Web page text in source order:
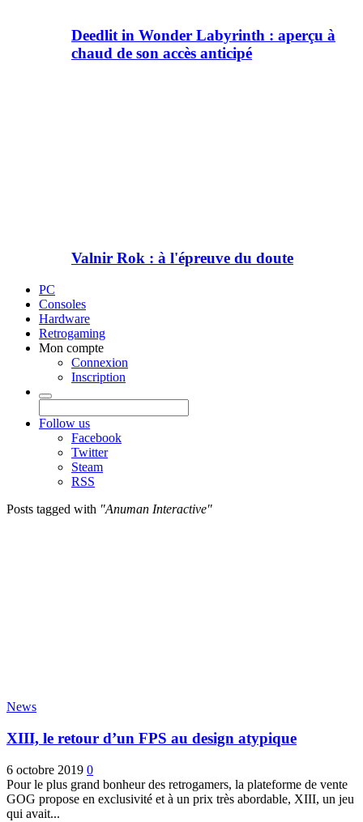
Deedlit in Wonder Labyrinth : aperçu à
chaud de son accès anticipé
Valnir Rok : à l'épreuve du doute
PC
Consoles
Hardware
Retrogaming
Mon compte
Connexion
Inscription
Follow us
Facebook
Twitter
Steam
RSS
Posts tagged with "Anuman Interactive"
News
XIII, le retour d’un FPS au design atypique
6 octobre 2019 0
Pour le plus grand bonheur des retrogamers, la plateforme de vente
GOG propose en exclusivité et à un prix très abordable, XIII, un jeu
qui avait...